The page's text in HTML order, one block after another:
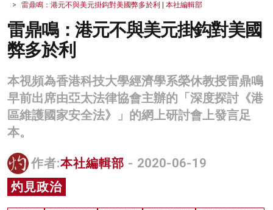
生活
健康
商業
科技
影片
名家榜
灼見活動
關於我們
雷鼎鳴：港元不與美元掛鈎對美國弊多於利 | 本社編輯部
雷鼎鳴：港元不與美元掛鈎對美國
弊多於利
本視頻為香港科技大學經濟學系榮休教授雷鼎鳴
早前出席由亞太法律協會主辦的「深度探討《港
區維護國家安全法》」的網上研討會上發言足
本。
作者:本社編輯部 - 2020-06-19
灼見政治